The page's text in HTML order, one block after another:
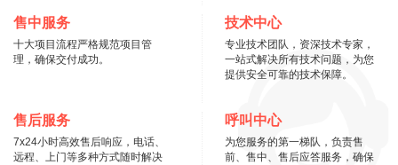
售中服务
十大项目流程严格规范项目管
理，确保交付成功。
技术中心
专业技术团队，资深技术专家，
一站式解决所有技术问题，为您
提供安全可靠的技术保障。
售后服务
7x24小时高效售后响应，电话、
远程、上门等多种方式随时解决
呼叫中心
为您服务的第一梯队，负责售
前、售中、售后应答服务，确保